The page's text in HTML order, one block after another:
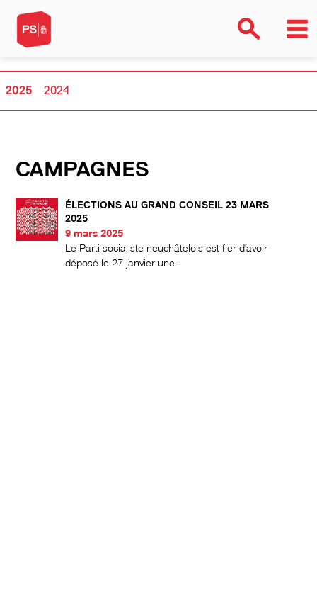
2025 2024
CAMPAGNES
ÉLECTIONS AU GRAND CONSEIL 23 MARS
2025
9 mars 2025
Le Parti socialiste neuchâtelois est fier d'avoir
déposé le 27 janvier une...